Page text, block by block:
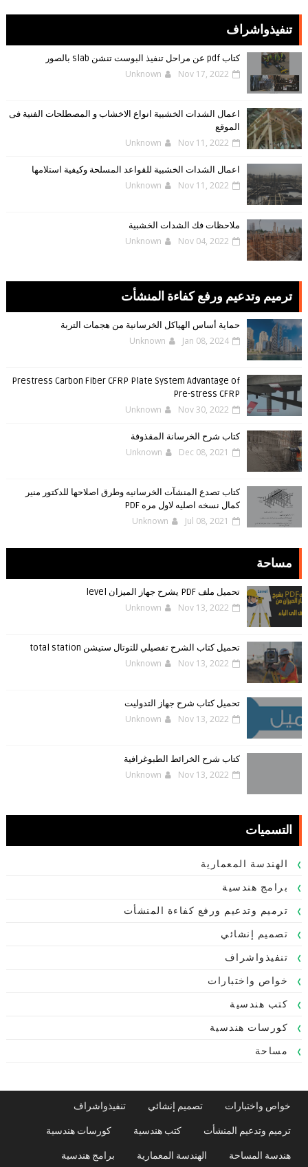
تنفيذواشراف
كتاب pdf عن مراحل تنفيذ البوست تنشن slab بالصور
Unknown Nov 17, 2022
اعمال الشدات الخشبية انواع الاخشاب و المصطلحات الفنية فى
الموقع
Unknown Nov 11, 2022
اعمال الشدات الخشبية للقواعد المسلحة وكيفية استلامها
Unknown Nov 11, 2022
ملاحظات فك الشدات الخشبية
Unknown Nov 04, 2022
ترميم وتدعيم ورفع كفاءة المنشأت
حماية أساس الهياكل الخرسانية من هجمات التربة
Unknown Jan 08, 2024
Prestress Carbon Fiber CFRP Plate System Advantage of
Pre-stress CFRP
Unknown Nov 30, 2022
كتاب شرح الخرسانة المقذوفة
Unknown Dec 08, 2021
كتاب تصدع المنشآت الخرسانيه وطرق اصلاحها للدكتور منير
كمال نسخه اصليه لاول مره PDF
Unknown Jul 08, 2021
مساحة
تحميل ملف PDF يشرح جهاز الميزان level
Unknown Nov 13, 2022
تحميل كتاب الشرح تفصيلي للتوتال ستيشن total station
Unknown Nov 13, 2022
تحميل كتاب شرح جهاز التدوليت
Unknown Nov 13, 2022
كتاب شرح الخرائط الطبوغرافية
Unknown Nov 13, 2022
التسميات
الهندسة المعمارية
برامج هندسية
ترميم وتدعيم ورفع كفاءة المنشأت
تصميم إنشائي
تنفيذواشراف
خواص واختبارات
كتب هندسية
كورسات هندسية
مساحة
خواص واختبارات تصميم إنشائي تنفيذواشراف
ترميم وتدعيم المنشأت كتب هندسية كورسات هندسية
هندسة المساحة الهندسة المعمارية برامج هندسية